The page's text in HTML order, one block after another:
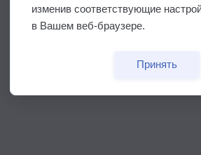
изменив соответствующие
в Вашем веб-браузере.
Принять